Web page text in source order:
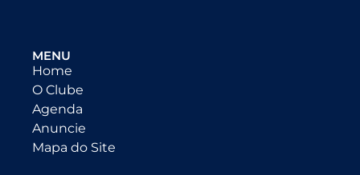
MENU
Home
O Clube
Agenda
Anuncie
Mapa do Site